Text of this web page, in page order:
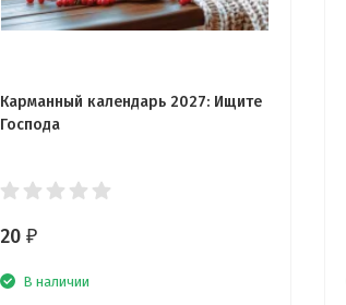
Карманный календарь 2027: Ищите
Господа
20₽
В наличии